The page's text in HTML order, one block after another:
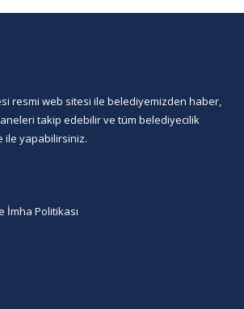
resmi web sitesi ile belediyemizden haber,
takip edebilir ve tüm belediyecilik
ile yapabilirsiniz.
İmha Politikası